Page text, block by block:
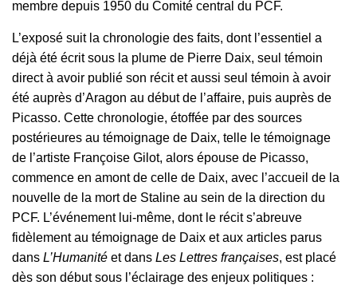
membre depuis 1950 du Comité central du PCF.
L’exposé suit la chronologie des faits, dont l’essentiel a
déjà été écrit sous la plume de Pierre Daix, seul témoin
direct à avoir publié son récit et aussi seul témoin à avoir
été auprès d’Aragon au début de l’affaire, puis auprès de
Picasso. Cette chronologie, étoffée par des sources
postérieures au témoignage de Daix, telle le témoignage
de l’artiste Françoise Gilot, alors épouse de Picasso,
commence en amont de celle de Daix, avec l’accueil de la
nouvelle de la mort de Staline au sein de la direction du
PCF. L’événement lui-même, dont le récit s’abreuve
fidèlement au témoignage de Daix et aux articles parus
dans L’Humanité et dans Les Lettres françaises, est placé
dès son début sous l’éclairage des enjeux politiques :